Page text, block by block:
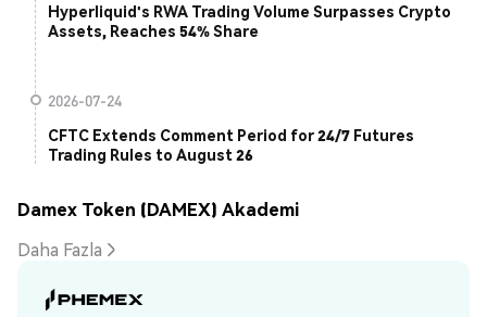
Hyperliquid's RWA Trading Volume Surpasses Crypto
Assets, Reaches 54% Share
2026-07-24
CFTC Extends Comment Period for 24/7 Futures
Trading Rules to August 26
Damex Token (DAMEX) Akademi
Daha Fazla